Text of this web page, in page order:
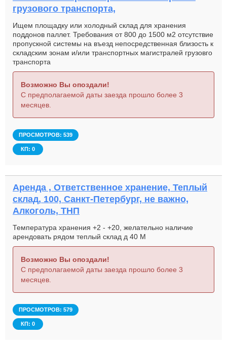
грузового транспорта,
Ищем площадку или холодный склад для хранения
поддонов паллет. Требования от 800 до 1500 м2 отсутствие
пропускной системы на въезд непосредственная близость к
складским зонам и/или транспортных магистралей грузовго
транспорта
Возможно Вы опоздали!
С предполагаемой даты заезда прошло более 3
месяцев.
ПРОСМОТРОВ: 539
КП: 0
Аренда , Ответственное хранение, Теплый
склад, 100, Санкт-Петербург, не важно,
Алкоголь, ТНП
Температура хранения +2 - +20, желательно наличие
арендовать рядом теплый склад д 40 М
Возможно Вы опоздали!
С предполагаемой даты заезда прошло более 3
месяцев.
ПРОСМОТРОВ: 579
КП: 0